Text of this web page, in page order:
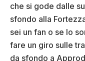
che si gode dalle
sfondo alla
sei un fan o se lo
fare un giro sulle
da sfondo a